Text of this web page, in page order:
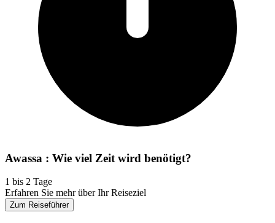
Awassa : Wie viel Zeit wird benötigt?
1 bis 2 Tage
Erfahren Sie mehr über Ihr Reiseziel
Zum Reiseführer